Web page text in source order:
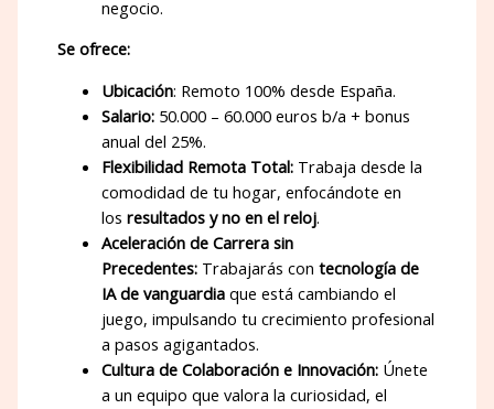
negocio.
Se ofrece:
Ubicación: Remoto 100% desde España.
Salario: 50.000 – 60.000 euros b/a + bonus
anual del 25%.
Flexibilidad Remota Total: Trabaja desde la
comodidad de tu hogar, enfocándote en
losresultados y no en el reloj.
Aceleración de Carrera sin
Precedentes: Trabajarás contecnología de
IA de vanguardia que está cambiando el
juego, impulsando tu crecimiento profesional
a pasos agigantados.
Cultura de Colaboración e Innovación: Únete
a un equipo que valora la curiosidad, el